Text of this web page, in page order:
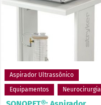
Aspirador Ultrassônico
Equipamentos Neurocirurgia